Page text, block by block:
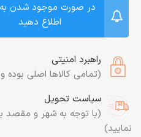
در صورت موجود شدن
اطلاع دهید
راهبرد امنیتی
(تمامی کالاها اصلی بوده
سیاست تحویل
(با توجه به شهر و مقصد
نمایید)